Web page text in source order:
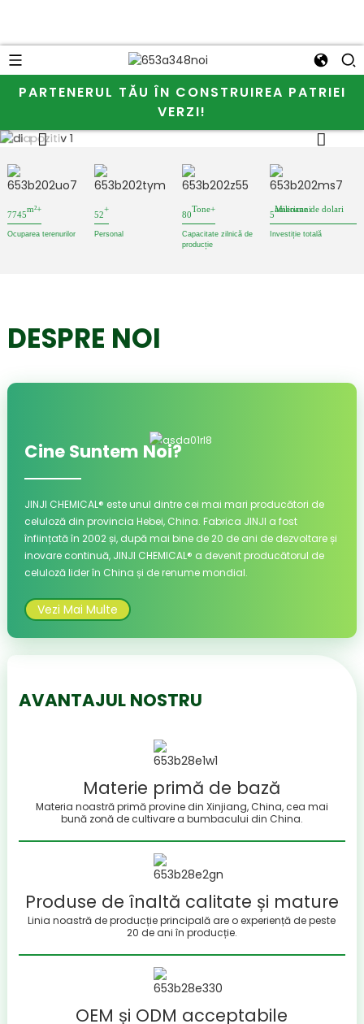
PARTENERUL TĂU ÎN CONSTRUIREA PATRIEI
VERZI!
7745
m²+
Ocuparea terenurilor
52
+
Personal
80
Tone+
Capacitate zilnică de
producție
5
Milioane de dolari americani
Investiție totală
DESPRE NOI
Cine Suntem Noi?
JINJI CHEMICAL® este unul dintre cei mai mari producători de
celuloză din provincia Hebei, China. Fabrica JINJI a fost
înființată în 2002 și, după mai bine de 20 de ani de dezvoltare și
inovare continuă, JINJI CHEMICAL® a devenit producătorul de
celuloză lider în China și de renume mondial.
Vezi Mai Multe
AVANTAJUL NOSTRU
Materie primă de bază
Materia noastră primă provine din Xinjiang, China, cea mai
bună zonă de cultivare a bumbacului din China.
Produse de înaltă calitate și mature
Linia noastră de producție principală are o experiență de peste
20 de ani în producție.
OEM și ODM acceptabile